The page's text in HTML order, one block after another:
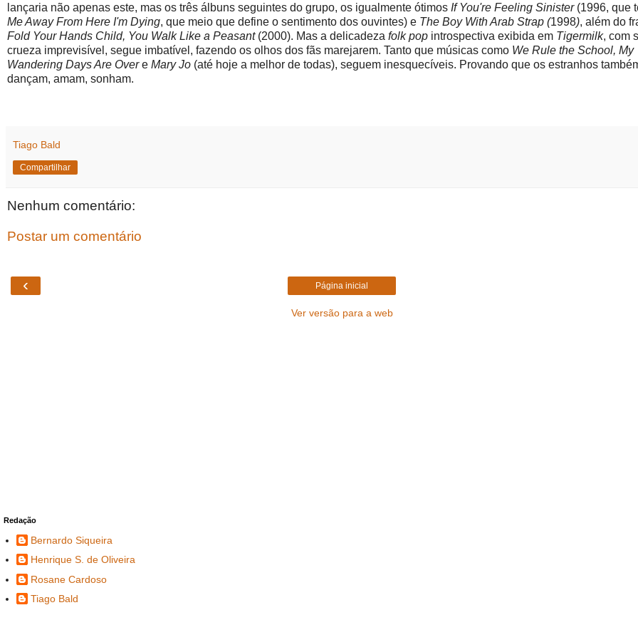
lançaria não apenas este, mas os três álbuns seguintes do grupo, os igualmente ótimos If You're Feeling Sinister(1996, que
Me Away From Here I'm Dying, que meio que define o sentimento dos ouvintes) e The Boy With Arab Strap (1998), além do
Fold Your Hands Child, You Walk Like a Peasant(2000). Mas a delicadeza folk pop introspectiva exibida em Tigermilk, com
crueza imprevisível, segue imbatível, fazendo os olhos dos fãs marejarem. Tanto que músicas como We Rule the School, My
Wandering Days Are Overe Mary Jo (até hoje a melhor de todas), seguem inesquecíveis. Provando que os estranhos
dançam, amam, sonham.
Tiago Bald
Compartilhar
Nenhum comentário:
Postar um comentário
‹ Página inicial
Ver versão para a web
Redação
Bernardo Siqueira
Henrique S. de Oliveira
Rosane Cardoso
Tiago Bald